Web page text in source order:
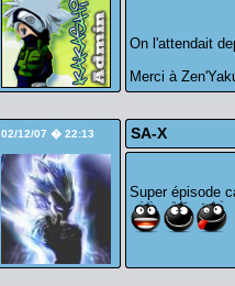
On l'attendait
Merci à
02/12/07 � 22:13 SA-X
Super épisode